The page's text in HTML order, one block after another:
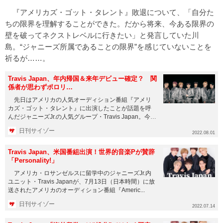
『アメリカズ・ゴット・タレント』敗退について、「自分た
ちの限界を理解することができた。だから将来、今ある限界の
壁を破ってネクストレベルに行きたい」と発言していた川
島。“ジャニーズ所属であることの限界”を感じていないことを
祈るが……。
Travis Japan、年内帰国＆来年デビュー確定？ 関
係者が思わずポロリ…
先日はアメリカの人気オーディション番組『アメリ
カズ・ゴット・タレント』に出演したことが話題を呼
んだジャニーズJr.の人気グループ・Travis Japan。今年
日刊サイゾー 2022.08.01
Travis Japan、米国番組出演！世界的音楽Pが賛辞
「Personality!」
アメリカ・ロサンゼルスに留学中のジャニーズJr.内
ユニット・Travis Japanが、7月13日（日本時間）に放
送されたアメリカのオーディション番組『Americ...
日刊サイゾー 2022.07.14